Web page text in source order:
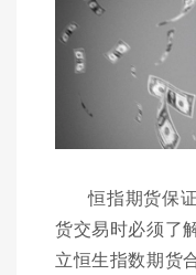
恒指期货保
货交易时必须了
立恒生指数期货